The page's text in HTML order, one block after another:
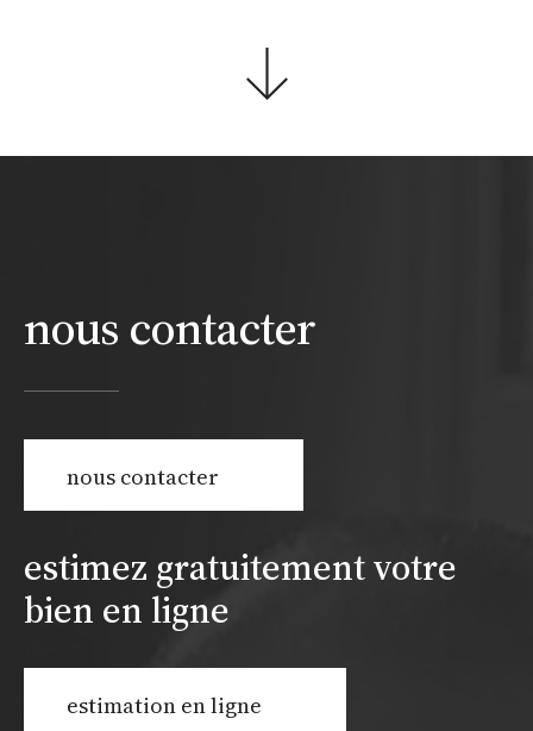
nous contacter
nous contacter
estimez gratuitement votre
bien en ligne
estimation en ligne